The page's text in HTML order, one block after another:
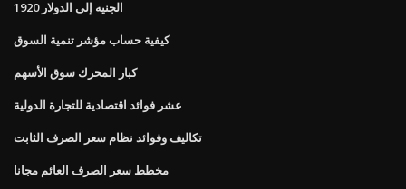
الجنيه إلى الدولار 1920
كيفية حساب مؤشر تنمية السوق
كبار المحرك سوق الأسهم
عشر فوائد اقتصادية للتجارة الدولية
تكاليف وفوائد نظام سعر الصرف الثابت
مخطط سعر الصرف العائم مجانا